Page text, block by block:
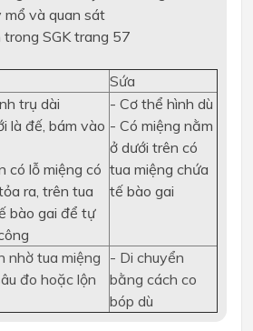
mổ và quan sát
trong SGK trang 57
Sứa
trụ dài
là đế, bám vào
có lỗ miệng có
ra, trên tua
bào gai để tự
- Cơ thể hình dù
- Có miệng nằm
ở dưới trên có
tua miệng chứa
tế bào gai
nhờ tua miệng
đo hoặc lộn
- Di chuyển
bằng cách co
bóp dù